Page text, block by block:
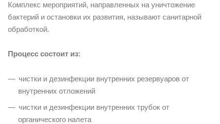
Комплекс мероприятий, направленных на уничтожение
бактерий и остановки их развития, называют санитарной
обработкой.
Процесс состоит из:
чистки и дезинфекции внутренних резервуаров от
внутренних отложений
чистки и дезинфекции внутренних трубок от
органического налета